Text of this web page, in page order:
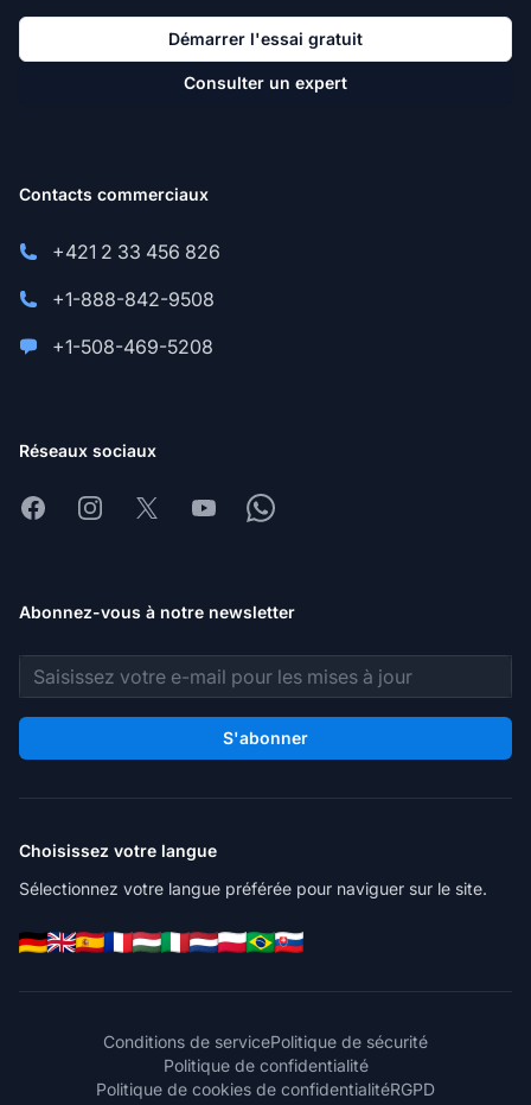
Démarrer l'essai gratuit
Consulter un expert
Contacts commerciaux
+421 2 33 456 826
+1-888-842-9508
+1-508-469-5208
Réseaux sociaux
FacebookInstagram
X YoutubeWhatsapp
Abonnez-vous à notre newsletter
Adresse e-mail
S'abonner
Choisissez votre langue
Sélectionnez votre langue préférée pour naviguer sur le site.
Conditions de servicePolitique de sécurité
Politique de confidentialité
Politique de cookies de confidentialitéRGPD